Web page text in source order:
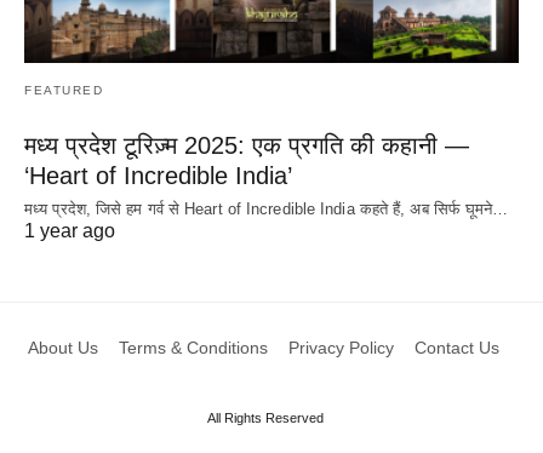
FEATURED
मध्य प्रदेश टूरिज़्म 2025: एक प्रगति की कहानी —
‘Heart of Incredible India’
मध्य प्रदेश, जिसे हम गर्व से Heart of Incredible India कहते हैं, अब सिर्फ घूमने…
1 year ago
About Us Terms & Conditions Privacy Policy Contact Us
All Rights Reserved